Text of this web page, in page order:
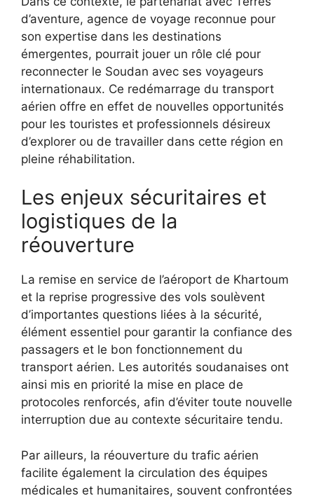
d’aventure, agence de voyage reconnue pour
son expertise dans les destinations
émergentes, pourrait jouer un rôle clé pour
reconnecter le Soudan avec ses voyageurs
internationaux. Ce redémarrage du transport
aérien offre en effet de nouvelles opportunités
pour les touristes et professionnels désireux
d’explorer ou de travailler dans cette région en
pleine réhabilitation.
Les enjeux sécuritaires et
logistiques de la
réouverture
La remise en service de l’aéroport de Khartoum
et la reprise progressive des vols soulèvent
d’importantes questions liées à la sécurité,
élément essentiel pour garantir la confiance des
passagers et le bon fonctionnement du
transport aérien. Les autorités soudanaises ont
ainsi mis en priorité la mise en place de
protocoles renforcés, afin d’éviter toute nouvelle
interruption due au contexte sécuritaire tendu.
Par ailleurs, la réouverture du trafic aérien
facilite également la circulation des équipes
médicales et humanitaires, souvent confrontées